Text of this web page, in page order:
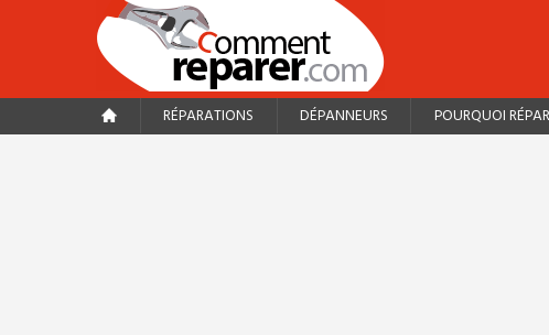
RÉPARATIONS DÉPANNEURS POURQUOI